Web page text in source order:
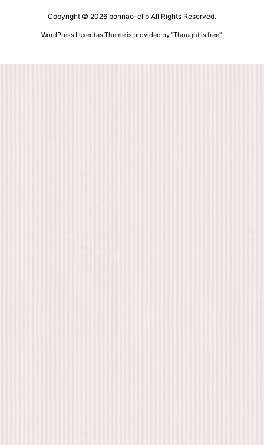
Copyright © 2026 ponnao-clip All Rights Reserved.
WordPress Luxeritas Theme is provided by "Thought is free".